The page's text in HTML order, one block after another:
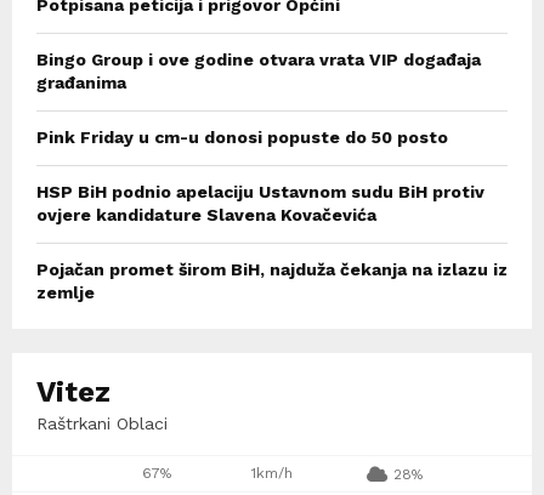
Potpisana peticija i prigovor Općini
Bingo Group i ove godine otvara vrata VIP događaja
građanima
Pink Friday u cm-u donosi popuste do 50 posto
HSP BiH podnio apelaciju Ustavnom sudu BiH protiv
ovjere kandidature Slavena Kovačevića
Pojačan promet širom BiH, najduža čekanja na izlazu iz
zemlje
Vitez
Raštrkani Oblaci
67% 1km/h 28%